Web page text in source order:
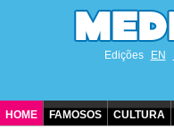
Edições EN
HOME FAMOSOS CULTURA